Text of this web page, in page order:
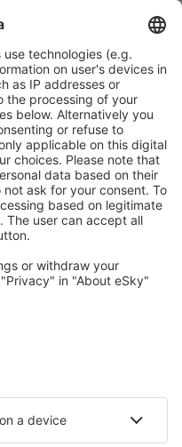
kostenlosen
für eingeloggte
Unterkünften: Hotels,
von eSky Nutzern
in Hague